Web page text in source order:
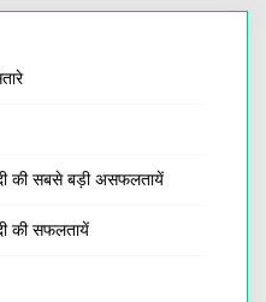
की सबसे बड़ी असफलतायें
की सफलतायें